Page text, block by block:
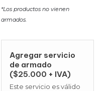
*Los productos no vienen
armados.
Agregar servicio
de armado
($25.000 + IVA)
Este servicio es válido